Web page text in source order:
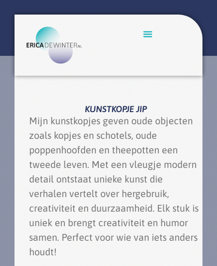
KUNSTKOPJE JIP
Mijn kunstkopjes geven oude objecten
zoals kopjes en schotels, oude
poppenhoofden en theepotten een
tweede leven. Met een vleugje modern
detail ontstaat unieke kunst die
verhalen vertelt over hergebruik,
creativiteit en duurzaamheid. Elk stuk is
uniek en brengt creativiteit en humor
samen. Perfect voor wie van iets anders
houdt!